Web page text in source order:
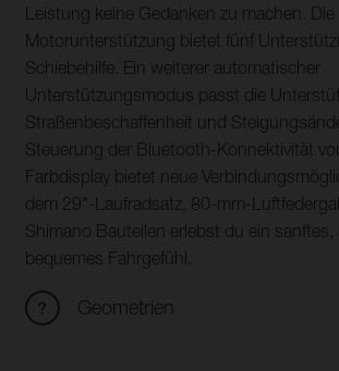
Leistung keine Gedanken zu machen.
Motorunterstützung bietet fünf
Schiebehilfe. Ein weiterer automatischer
Unterstützungsmodus passt die
Straßenbeschaffenheit und
Steuerung der Bluetooth-Konnektivität
Farbdisplay bietet neue
dem 29"-Laufradsatz, 80-mm-
Shimano Bauteilen erlebst du ein
bequemes Fahrgefühl.
Geometrien